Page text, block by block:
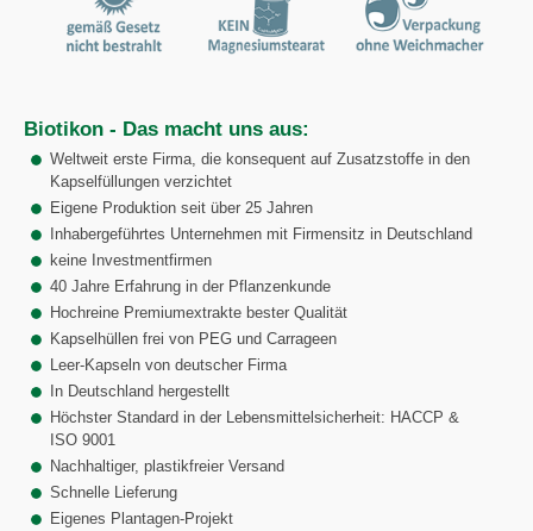
Biotikon - Das macht uns aus:
Weltweit erste Firma, die konsequent auf Zusatzstoffe in den
Kapselfüllungen verzichtet
Eigene Produktion seit über 25 Jahren
Inhabergeführtes Unternehmen mit Firmensitz in Deutschland
keine Investmentfirmen
40 Jahre Erfahrung in der Pflanzenkunde
Hochreine Premiumextrakte bester Qualität
Kapselhüllen frei von PEG und Carrageen
Leer-Kapseln von deutscher Firma
In Deutschland hergestellt
Höchster Standard in der Lebensmittelsicherheit: HACCP &
ISO 9001
Nachhaltiger, plastikfreier Versand
Schnelle Lieferung
Eigenes Plantagen-Projekt